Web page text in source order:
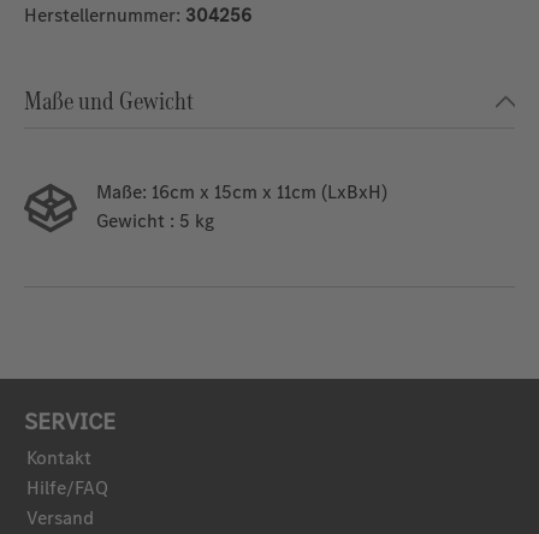
Herstellernummer: 304256
Maße und Gewicht
Maße: 16cm x 15cm x 11cm (LxBxH)
Gewicht : 5 kg
SERVICE
Kontakt
Hilfe/FAQ
Versand